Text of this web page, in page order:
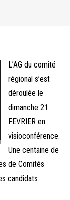
L’AG du comité
régional s’est
déroulée le
dimanche 21
FEVRIER en
visioconférence.
Une centaine de
de Comités
candidats